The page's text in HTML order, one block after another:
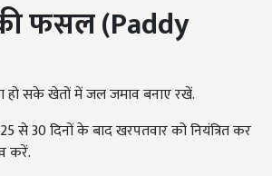
फसल (Paddy
हो सके खेतों में जल जमाव बनाए रखें.
से 30 दिनों के बाद खरपतवार को नियंत्रित कर
करें.